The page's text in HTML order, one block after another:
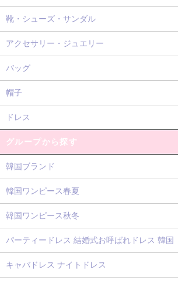
靴・シューズ・サンダル
アクセサリー・ジュエリー
バッグ
帽子
ドレス
グループから探す
韓国ブランド
韓国ワンピース春夏
韓国ワンピース秋冬
パーティードレス 結婚式お呼ばれドレス 韓国
キャバドレス ナイトドレス